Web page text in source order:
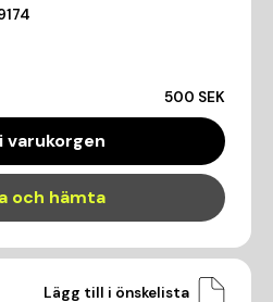
500 SEK
varukorgen
och hämta
Lägg till i önskelista